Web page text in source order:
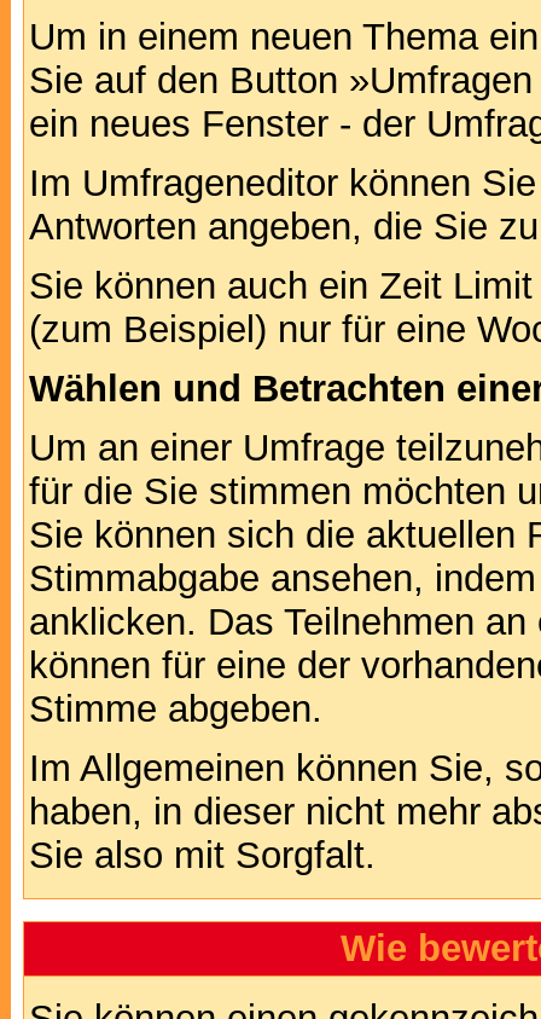
Um in einem neuen Thema
Sie auf den Button
ein neues Fenster - der
Im Umfrageneditor können
Antworten angeben, die Sie
Sie können auch ein Zeit
(zum Beispiel) nur für eine
Wählen und Betrachten
Um an einer Umfrage
für die Sie stimmen möchten
Sie können sich die aktuellen
Stimmabgabe ansehen,
anklicken. Das Teilnehmen
können für eine der
Stimme abgeben.
Im Allgemeinen können Sie,
haben, in dieser nicht mehr
Sie also mit Sorgfalt.
Wie